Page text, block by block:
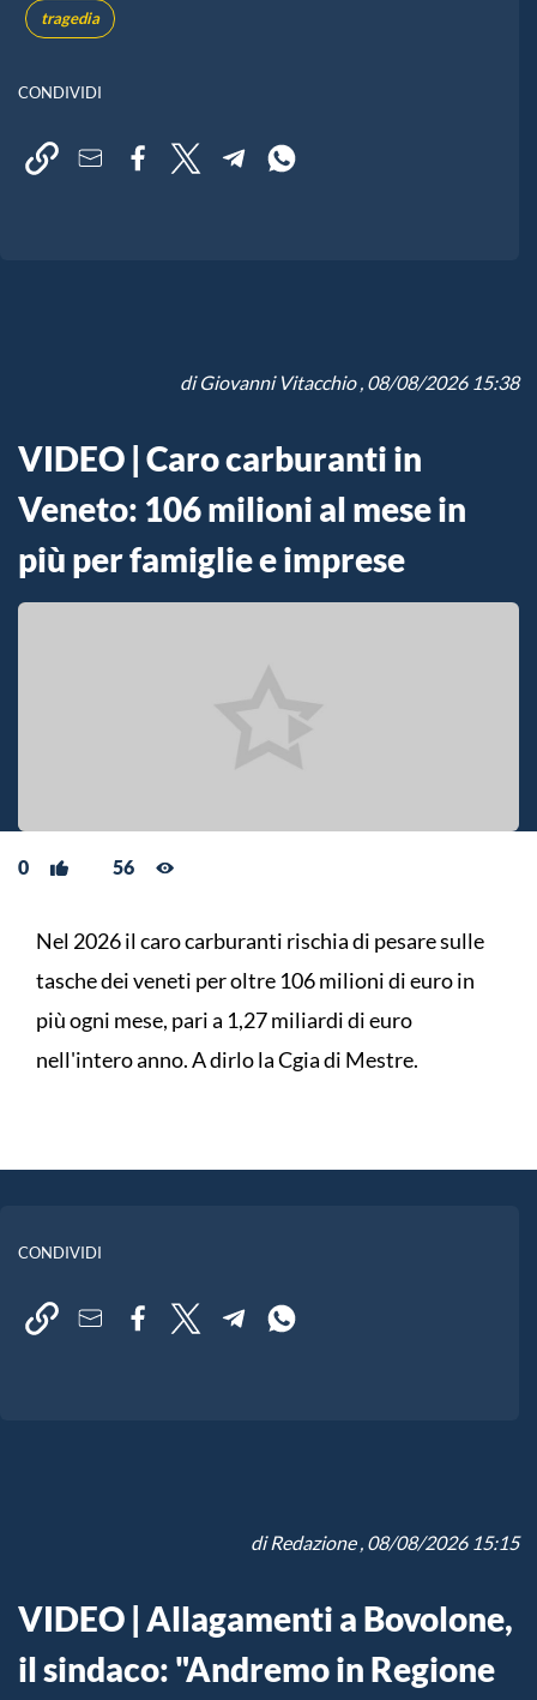
tragedia
CONDIVIDI
diGiovanni Vitacchio, 08/08/2026 15:38
VIDEO | Caro carburanti in
Veneto: 106 milioni al mese in
più per famiglie e imprese
0 56
Nel 2026 il caro carburanti rischia di pesare sulle
tasche dei veneti per oltre 106 milioni di euro in
più ogni mese, pari a 1,27 miliardi di euro
nell'intero anno. A dirlo la Cgia di Mestre.
CONDIVIDI
diRedazione, 08/08/2026 15:15
VIDEO | Allagamenti a Bovolone,
il sindaco: "Andremo in Regione